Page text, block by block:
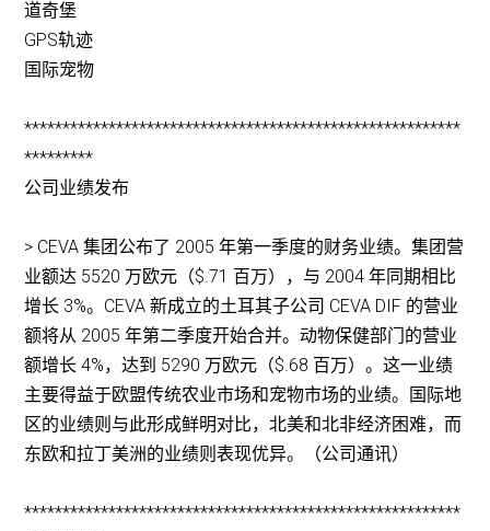
道奇堡
GPS轨迹
国际宠物
*********************************************************
*********
公司业绩发布
> CEVA 集团公布了 2005 年第一季度的财务业绩。集团营
业额达 5520 万欧元（$.71 百万），与 2004 年同期相比
增长 3%。CEVA 新成立的土耳其子公司 CEVA DIF 的营业
额将从 2005 年第二季度开始合并。动物保健部门的营业
额增长 4%，达到 5290 万欧元（$.68 百万）。这一业绩
主要得益于欧盟传统农业市场和宠物市场的业绩。国际地
区的业绩则与此形成鲜明对比，北美和北非经济困难，而
东欧和拉丁美洲的业绩则表现优异。（公司通讯）
*********************************************************